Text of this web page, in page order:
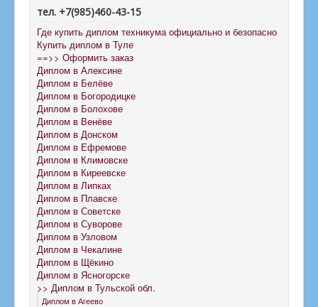
тел. +7(985)460-43-15
Где купить диплом техникума официально и безопасно
Купить диплом в Туле
==>> Оформить заказ
Диплом в Алексине
Диплом в Белёве
Диплом в Богородицке
Диплом в Болохове
Диплом в Венёве
Диплом в Донском
Диплом в Ефремове
Диплом в Климовске
Диплом в Киреевске
Диплом в Липках
Диплом в Плавске
Диплом в Советске
Диплом в Суворове
Диплом в Узловом
Диплом в Чекалине
Диплом в Щёкино
Диплом в Ясногорске
>> Диплом в Тульской обл.
Диплом в Агеево